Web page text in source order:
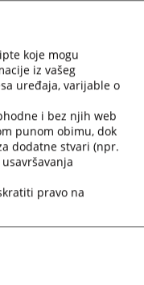
Pravilnika o
pravde Republike
broj 96/24).
na životnu
koje mogu
iz vašeg
uređaja, varijable o
i bez njih web
punom obimu, dok
dodatne stvari (npr.
pravo na